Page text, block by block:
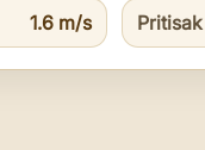
1.6 m/s Pritisak